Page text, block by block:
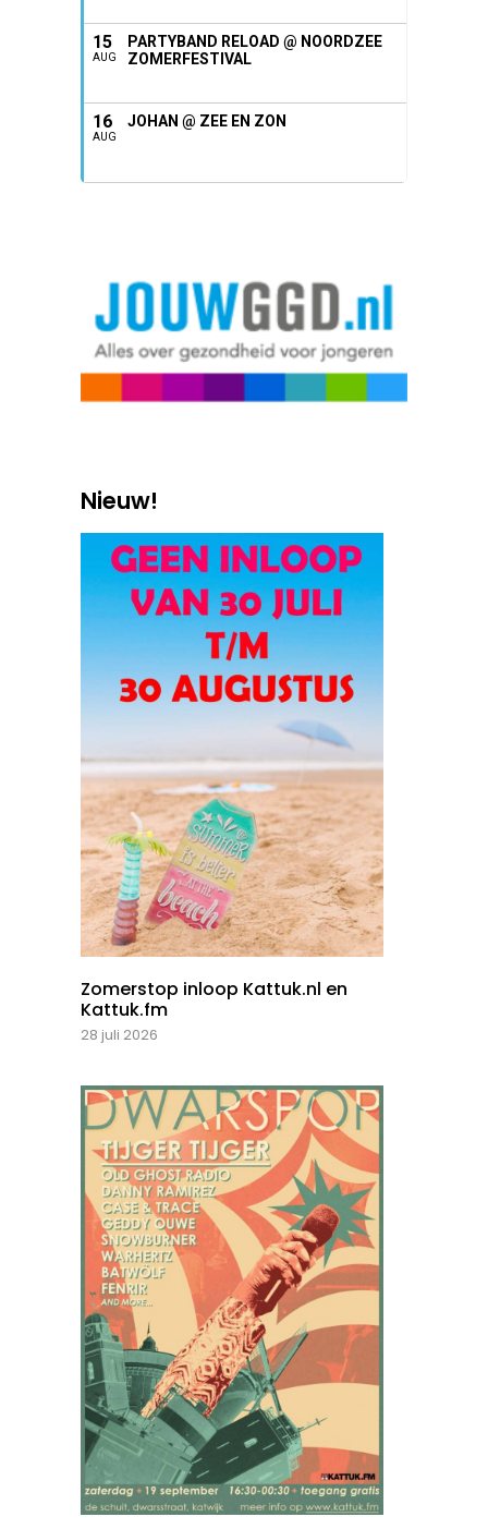
15
AUG
PARTYBAND RELOAD @ NOORDZEE
ZOMERFESTIVAL
16
AUG
JOHAN @ ZEE EN ZON
Nieuw!
Zomerstop inloop Kattuk.nl en
Kattuk.fm
28 juli 2026